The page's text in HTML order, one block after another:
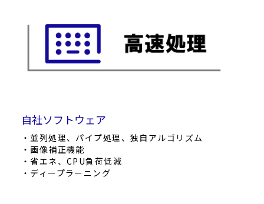
自社ソフトウェア
・並列処理、パイプ処理、独自アルゴリズム
・画像補正機能
・省エネ、CPU負荷低減
・ディープラーニング